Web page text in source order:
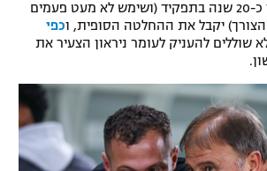
לבית עסק
והוותיק שנמצא כבר כ-20 שנה בתפקיד (ושימש לא מעט פעמים
יקבל את ההחלטה הסופית, וכפי
שוללים להעניק לעומר ניראון הצעיר את